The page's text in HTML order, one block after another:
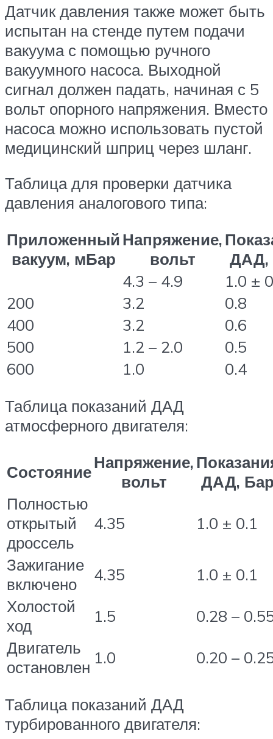
Датчик давления также может быть
испытан на стенде путем подачи
вакуума с помощью ручного
вакуумного насоса. Выходной
сигнал должен падать, начиная с 5
вольт опорного напряжения. Вместо
насоса можно использовать пустой
медицинский шприц через шланг.
Таблица для проверки датчика
давления аналогового типа:
Приложенный
вакуум, мБар
Напряжение,
вольт
ДАД,
4.3 – 4.9
1.0 ±
200
3.2
0.8
400
3.2
0.6
500
1.2 – 2.0
0.5
600
1.0
0.4
Таблица показаний ДАД
атмосферного двигателя:
СостояниеНапряжение,
вольт
ДАД,
Полностью
открытый
дроссель
4.35 1.0 ± 0.1
Зажигание
включено
4.35
1.0 ± 0.1
Холостой
ход
1.5
0.28 –
Двигатель
остановлен 1.0 0.20 –
Таблица показаний ДАД
турбированного двигателя: